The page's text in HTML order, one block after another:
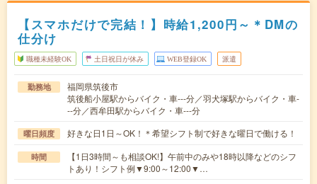
【スマホだけで完結！】時給1,200円～＊DMの
仕分け
職種未経験OK 土日祝日が休み WEB登録OK 派遣
勤務地
福岡県筑後市
筑後船小屋駅からバイク・車---分／羽犬塚駅からバイク・車-
--分／西牟田駅からバイク・車---分
曜日頻度 好きな日1日～OK！＊希望シフト制で好きな曜日で働ける！
時間
【1日3時間～も相談OK!】午前中のみや18時以降などのシフ
トあり！シフト例▼9:00～12:00▼…